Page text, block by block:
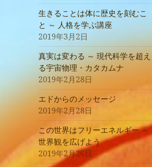
生きることは体に歴史を刻むこ
と ～ 人格を学ぶ講座
2019年3月2日
真実は変わる ～ 現代科学を超え
る宇宙物理・カタカムナ
2019年2月28日
エドからのメッセージ
2019年2月28日
この世界はフリーエネルギー ～
世界観を広げよう
2019年2月26日